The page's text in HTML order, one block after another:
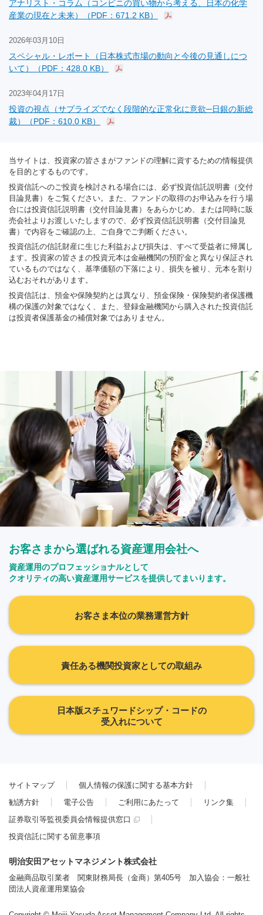
アナリスト・コラム（コンビニの買い物から考える、日本の化学
産業の現在と未来）（PDF：671.2 KB）
2026年03月10日
スペシャル・レポート（日本株式市場の動向と今後の見通しにつ
いて）（PDF：428.0 KB）
2023年04月17日
投資の視点（サプライズでなく段階的な正常化に意欲─日銀の新総
裁）（PDF：610.0 KB）
当サイトは、投資家の皆さまがファンドの理解に資するための情報提供
を目的とするものです。
投資信託へのご投資を検討される場合には、必ず投資信託説明書（交付
目論見書）をご覧ください。また、ファンドの取得のお申込みを行う場
合には投資信託説明書（交付目論見書）をあらかじめ、または同時に販
売会社よりお渡しいたしますので、必ず投資信託説明書（交付目論見
書）で内容をご確認の上、ご自身でご判断ください。
投資信託の信託財産に生じた利益および損失は、すべて受益者に帰属し
ます。投資家の皆さまの投資元本は金融機関の預貯金と異なり保証され
ているものではなく、基準価額の下落により、損失を被り、元本を割り
込むおそれがあります。
投資信託は、預金や保険契約とは異なり、預金保険・保険契約者保護機
構の保護の対象ではなく、また、登録金融機関から購入された投資信託
は投資者保護基金の補償対象ではありません。
お客さまから選ばれる資産運用会社へ
資産運用のプロフェッショナルとして
クオリティの高い資産運用サービスを提供してまいります。
お客さま本位の業務運営方針
責任ある機関投資家としての取組み
日本版スチュワードシップ・コードの
受入れについて
サイトマップ
個人情報の保護に関する基本方針
勧誘方針
電子公告 ご利用にあたって
リンク集
証券取引等監視委員会情報提供窓口
投資信託に関する留意事項
明治安田アセットマネジメント株式会社
金融商品取引業者 関東財務局長（金商）第405号 加入協会：一般社
団法人資産運用業協会